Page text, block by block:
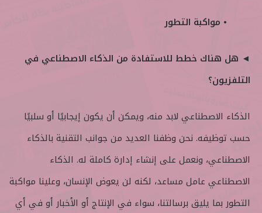
• مواكبة التطور
◄ هل هناك خطط للاستفادة من الذكاء الاصطناعي في
التلفزيون؟
الذكاء الاصطناعي لابد منه، ويمكن أن يكون إيجابيًا أو سلبيًا
حسب توظيفه. نحن وظفنا العديد من جوانب التقنية بالذكاء
الاصطناعي، ونعمل على إنشاء إدارة كاملة له. الذكاء
الاصطناعي عامل مساعد، لكنه لن يعوض الإنسان، وعلينا مواكبة
التطور بما يليق برسالتنا، سواء في الإنتاج أو الأخبار أو في أي